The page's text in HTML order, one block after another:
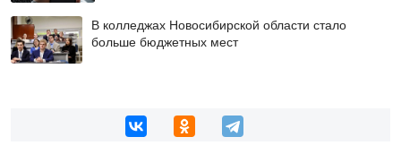
В колледжах Новосибирской области стало
больше бюджетных мест